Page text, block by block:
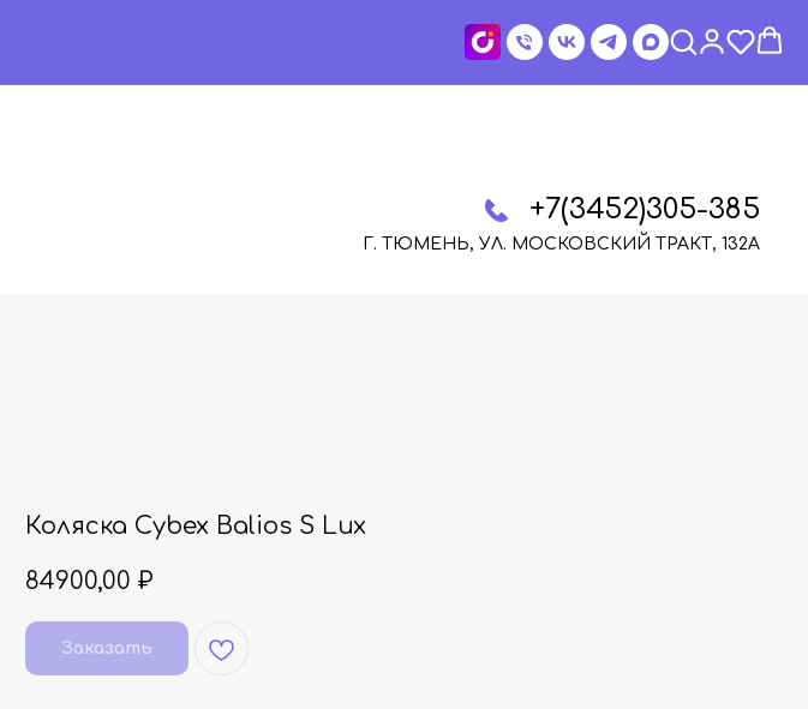
+7(3452)305-385
Г. ТЮМЕНЬ, УЛ. МОСКОВСКИЙ ТРАКТ, 132А
Коляска Cybex Balios S Lux
84900,00 ₽
Заказать